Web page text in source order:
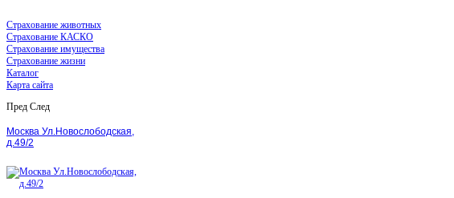
Страхование животных
Страхование КАСКО
Страхование имущества
Страхование жизни
Каталог
Карта сайта
Пред След
Москва Ул.Новослободская,
д.49/2